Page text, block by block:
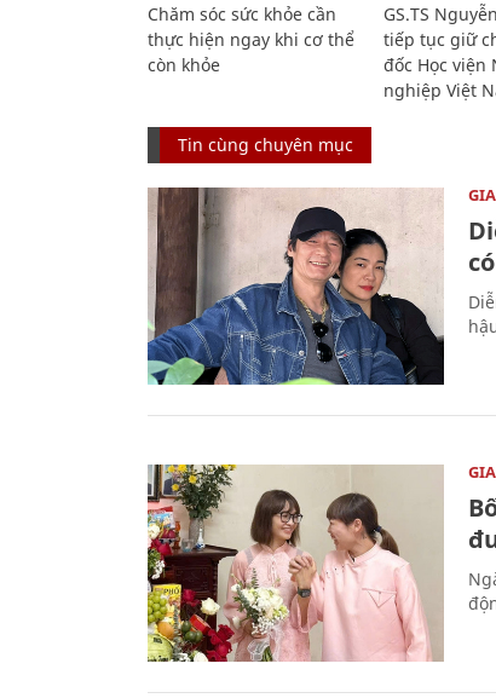
Chăm sóc sức khỏe cần
thực hiện ngay khi cơ thể
còn khỏe
GS.TS
tiếp tục giữ
đốc Học viện
nghiệp Việt
Tin cùng chuyên mục